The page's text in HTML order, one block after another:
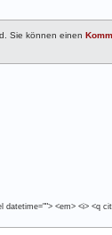
Sie können einen
<em> <i> <q